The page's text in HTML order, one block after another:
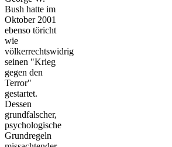
Bush hatte im
Oktober 2001
ebenso töricht
wie
völkerrechtswidrig
seinen "Krieg
gegen den
Terror"
gestartet.
Dessen
grundfalscher,
psychologische
Grundregeln